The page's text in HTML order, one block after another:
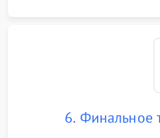
6. Финальное